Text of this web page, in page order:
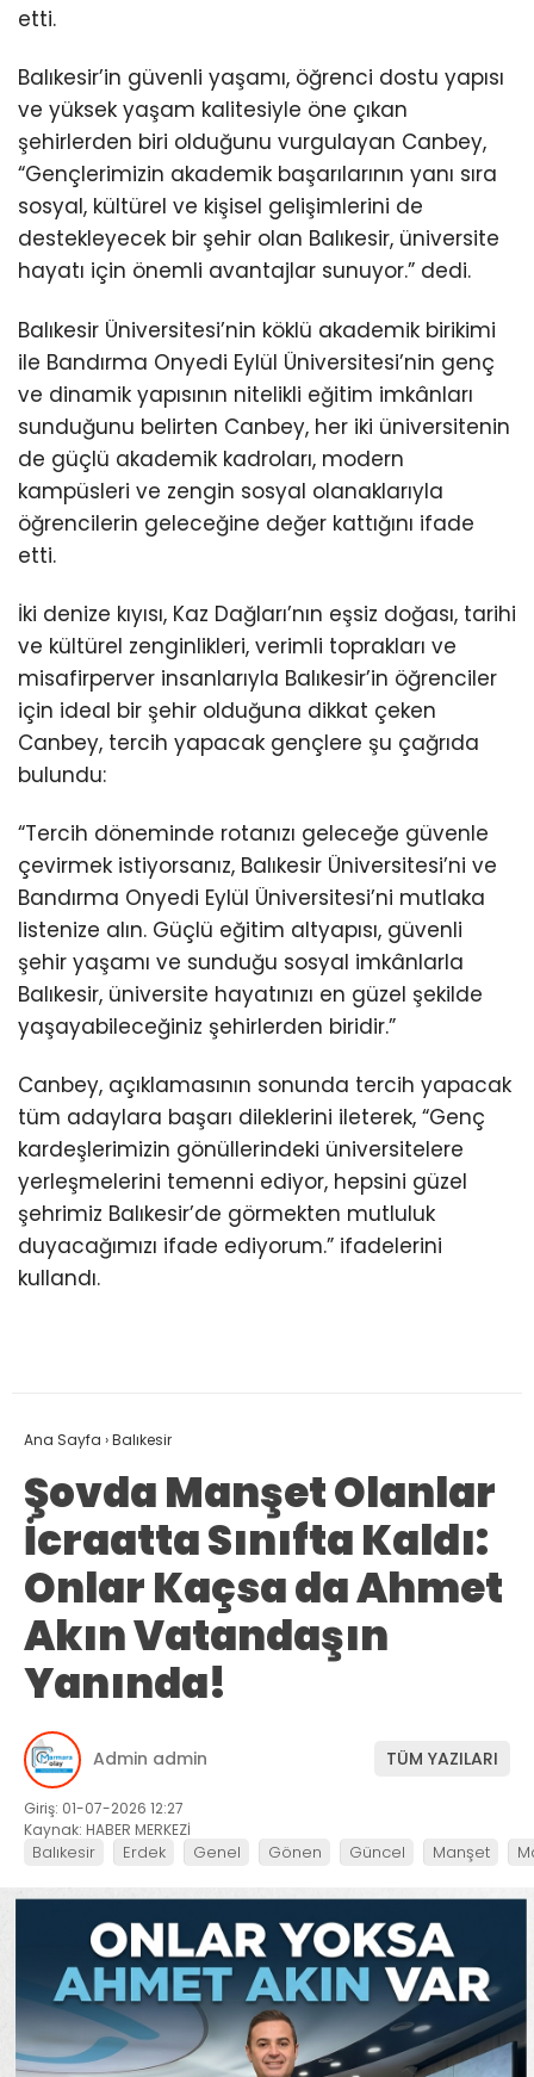
etti.
Balıkesir’in güvenli yaşamı, öğrenci dostu yapısı
ve yüksek yaşam kalitesiyle öne çıkan
şehirlerden biri olduğunu vurgulayan Canbey,
“Gençlerimizin akademik başarılarının yanı sıra
sosyal, kültürel ve kişisel gelişimlerini de
destekleyecek bir şehir olan Balıkesir, üniversite
hayatı için önemli avantajlar sunuyor.” dedi.
Balıkesir Üniversitesi’nin köklü akademik birikimi
ile Bandırma Onyedi Eylül Üniversitesi’nin genç
ve dinamik yapısının nitelikli eğitim imkânları
sunduğunu belirten Canbey, her iki üniversitenin
de güçlü akademik kadroları, modern
kampüsleri ve zengin sosyal olanaklarıyla
öğrencilerin geleceğine değer kattığını ifade
etti.
İki denize kıyısı, Kaz Dağları’nın eşsiz doğası, tarihi
ve kültürel zenginlikleri, verimli toprakları ve
misafirperver insanlarıyla Balıkesir’in öğrenciler
için ideal bir şehir olduğuna dikkat çeken
Canbey, tercih yapacak gençlere şu çağrıda
bulundu:
“Tercih döneminde rotanızı geleceğe güvenle
çevirmek istiyorsanız, Balıkesir Üniversitesi’ni ve
Bandırma Onyedi Eylül Üniversitesi’ni mutlaka
listenize alın. Güçlü eğitim altyapısı, güvenli
şehir yaşamı ve sunduğu sosyal imkânlarla
Balıkesir, üniversite hayatınızı en güzel şekilde
yaşayabileceğiniz şehirlerden biridir.”
Canbey, açıklamasının sonunda tercih yapacak
tüm adaylara başarı dileklerini ileterek, “Genç
kardeşlerimizin gönüllerindeki üniversitelere
yerleşmelerini temenni ediyor, hepsini güzel
şehrimiz Balıkesir’de görmekten mutluluk
duyacağımızı ifade ediyorum.” ifadelerini
kullandı.
Ana Sayfa ›Balıkesir
Şovda Manşet Olanlar
İcraatta Sınıfta Kaldı:
Onlar Kaçsa da Ahmet
Akın Vatandaşın
Yanında!
Admin admin TÜM YAZILARI
Giriş: 01-07-2026 12:27
Kaynak: HABER MERKEZİ
Balıkesir Erdek Genel Gönen Güncel Manşet